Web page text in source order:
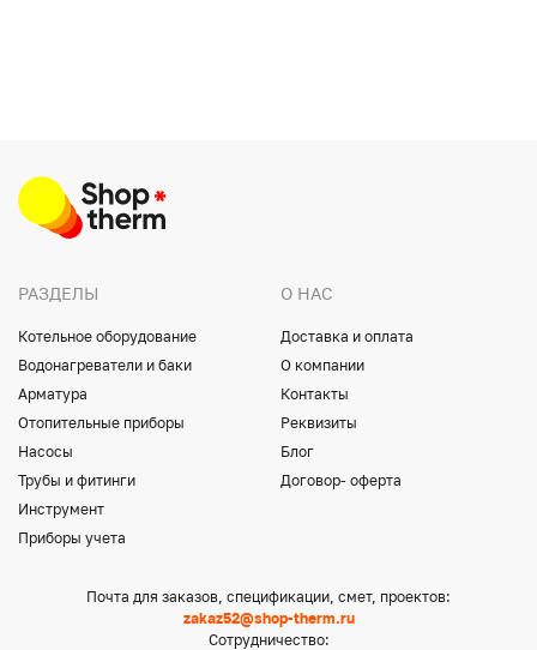
РАЗДЕЛЫ
Котельное оборудование
Водонагреватели и баки
Арматура
Отопительные приборы
Насосы
Трубы и фитинги
Инструмент
Приборы учета
О НАС
Доставка и оплата
О компании
Контакты
Реквизиты
Блог
Договор- оферта
Почта для заказов, спецификации, смет, проектов:
zakaz52@shop-therm.ru
Сотрудничество: